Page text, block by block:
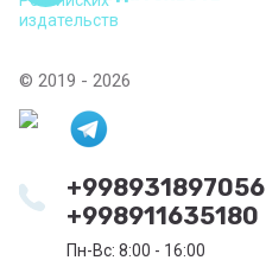
© 2019 - 2026
+998931897056
+998911635180
Пн-Вс: 8:00 - 16:00